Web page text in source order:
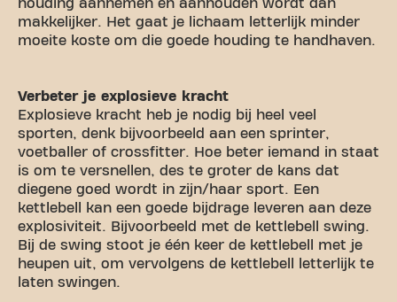
houding aannemen en aanhouden wordt dan
makkelijker. Het gaat je lichaam letterlijk minder
moeite koste om die goede houding te handhaven.
Verbeter je explosieve kracht
Explosieve kracht heb je nodig bij heel veel
sporten, denk bijvoorbeeld aan een sprinter,
voetballer of crossfitter. Hoe beter iemand in staat
is om te versnellen, des te groter de kans dat
diegene goed wordt in zijn/haar sport. Een
kettlebell kan een goede bijdrage leveren aan deze
explosiviteit. Bijvoorbeeld met de kettlebell swing.
Bij de swing stoot je één keer de kettlebell met je
heupen uit, om vervolgens de kettlebell letterlijk te
laten swingen.